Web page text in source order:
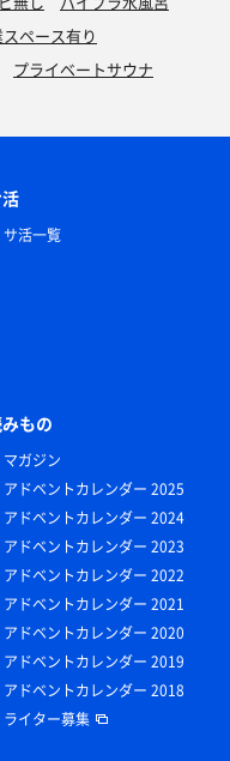
ペース有り
プライベートサウナ
サ活一覧
もの
マガジン
アドベントカレンダー 2025
アドベントカレンダー 2024
アドベントカレンダー 2023
アドベントカレンダー 2022
アドベントカレンダー 2021
アドベントカレンダー 2020
アドベントカレンダー 2019
アドベントカレンダー 2018
ライター募集